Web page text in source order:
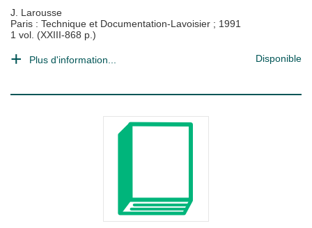
J. Larousse
Paris : Technique et Documentation-Lavoisier ; 1991
1 vol. (XXIII-868 p.)
Plus d'information... Disponible